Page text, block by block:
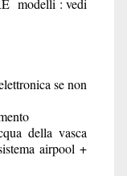
modelli : vedi
se non
della vasca
airpool +